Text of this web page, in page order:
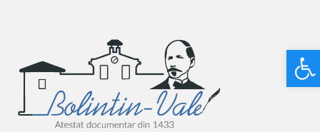
Deschide bara de unelte